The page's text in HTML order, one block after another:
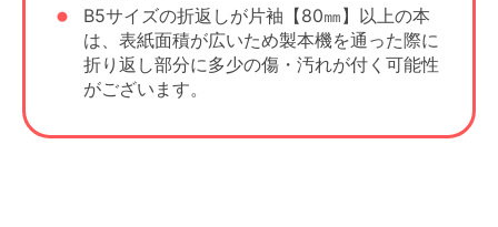
B5サイズの折返しが片袖【80㎜】以上の本
は、表紙面積が広いため製本機を通った際に
折り返し部分に多少の傷・汚れが付く可能性
がございます。